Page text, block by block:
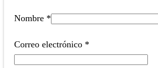
Nombre *
Correo electrónico *